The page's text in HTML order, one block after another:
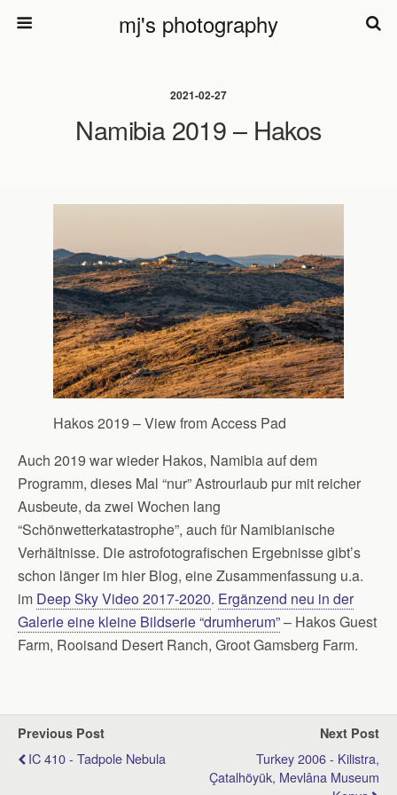
mj's photography
2021-02-27
Namibia 2019 – Hakos
Hakos 2019 – View from Access Pad
Auch 2019 war wieder Hakos, Namibia auf dem
Programm, dieses Mal “nur” Astrourlaub pur mit reicher
Ausbeute, da zwei Wochen lang
“Schönwetterkatastrophe”, auch für Namibianische
Verhältnisse. Die astrofotografischen Ergebnisse gibt’s
schon länger im hier Blog, eine Zusammenfassung u.a.
im Deep Sky Video 2017-2020. Ergänzend neu in der
Galerie eine kleine Bildserie “drumherum”– Hakos Guest
Farm, Rooisand Desert Ranch, Groot Gamsberg Farm.
Previous Post
IC 410 - Tadpole Nebula
Next Post
Turkey 2006 - Kilistra,
Çatalhöyük, Mevlâna Museum